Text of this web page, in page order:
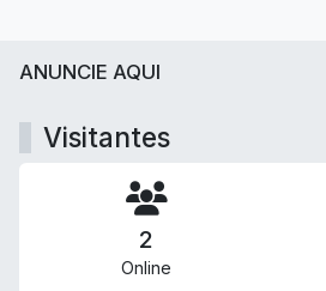
ANUNCIE AQUI
Visitantes
2
Online